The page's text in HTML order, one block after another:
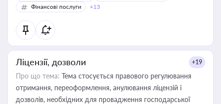
Фінансові послуги
+13
Ліцензії, дозволи +19
Про що тема: Тема стосується правового регулювання
отримання, переоформлення, анулювання ліцензій і
дозволів, необхідних для провадження господарської